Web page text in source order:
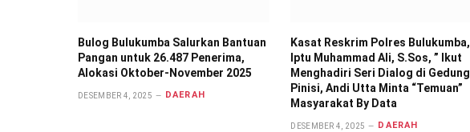
Bulog Bulukumba Salurkan Bantuan
Pangan untuk 26.487 Penerima,
Alokasi Oktober-November 2025
DESEMBER 4, 2025 DAERAH
Kasat Reskrim Polres Bulukumba,
Iptu Muhammad Ali, S.Sos, ” Ikut
Menghadiri Seri Dialog di Gedung
Pinisi, Andi Utta Minta “Temuan”
Masyarakat By Data
DESEMBER 4, 2025 DAERAH